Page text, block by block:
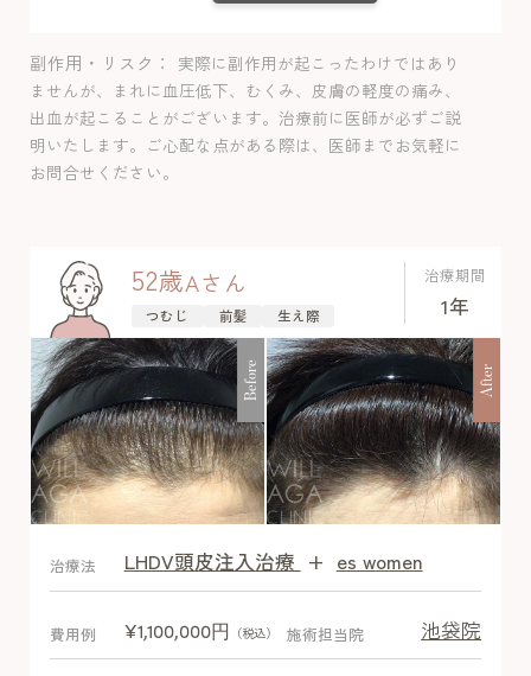
予定より早くまとめて抜ける現象であ
り、毛量は1-2%ほど影響でますが見た目
に影響でるほどではないので、写真比較
したところ安心されていました。女性の
せんでした。
副作用・リスク
実際に副作用が起こったわけではあり
ませんが、まれに血圧低下、むくみ、皮膚の軽度の痛み、
出血が起こることがございます。治療前に医師が必ずご説
明いたします。ご心配な点がある際は、医師までお気軽に
お問合せください。
52歳Aさん
つむじ 前髪 生え際
治療期間
1年
Before After
After
治療法 LHDV頭皮注入治療 + es women
費用例 ¥1,100,000円 （税込） 施術担当院 池袋院